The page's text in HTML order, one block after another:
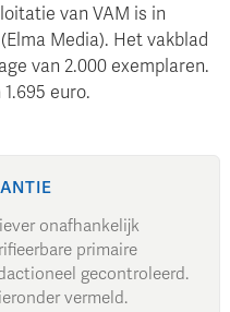
van VAM is in
Media). Het vakblad
van 2.000 exemplaren.
euro.
onafhankelijk
primaire
gecontroleerd.
vermeld.